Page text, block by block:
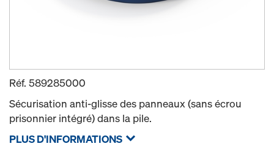
Réf. 589285000
Sécurisation anti-glisse des panneaux (sans écrou
prisonnier intégré) dans la pile.
PLUS D'INFORMATIONS